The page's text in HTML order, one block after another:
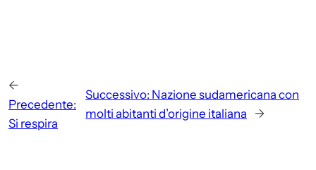
←
Precedente:
Si respira
Successivo: Nazione sudamericana con
molti abitanti d’origine italiana
→